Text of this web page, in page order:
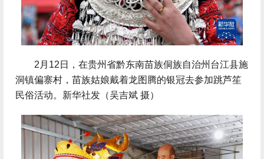
2月12日，在贵州省黔东南苗族侗族自治州台江县施
洞镇偏寨村，苗族姑娘戴着龙图腾的银冠去参加跳芦笙
民俗活动。新华社发（吴吉斌 摄）